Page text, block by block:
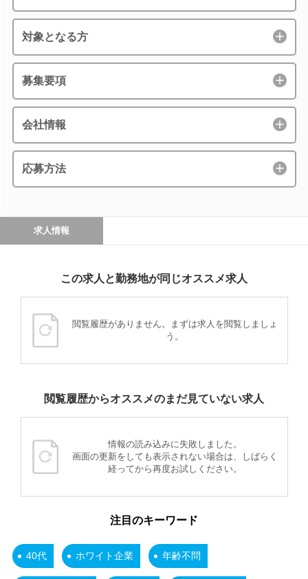
対象となる方
募集要項
会社情報
応募方法
求人情報
この求人と勤務地が同じオススメ求人
閲覧履歴がありません。まずは求人を閲覧しましょ
う。
閲覧履歴からオススメのまだ見ていない求人
情報の読み込みに失敗しました。
画面の更新をしても表示されない場合は、しばらく
経ってから再度お試しください。
注目のキーワード
40代 ホワイト企業 年齢不問